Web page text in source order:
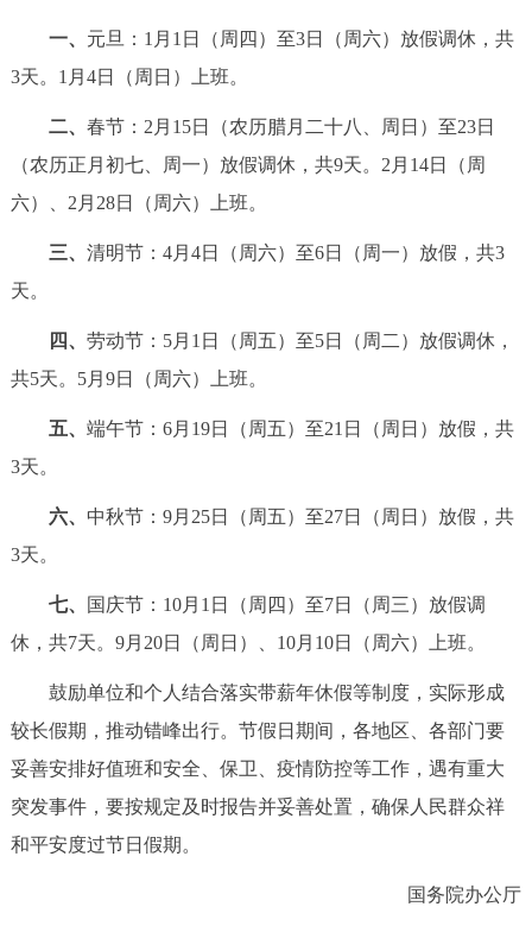
决策公开 专题公开
个人服务 法人服务 部门服务
12345网上接诉即办 我要咨询 我要建议
走进北京
北京概况 十六区概览 人文北京
绿色北京 图说北京 视频北京
ENGLISH 한국어 日本語
一、 元旦：1月1日（周四）至3日（周六）放假调休，共
3天。1月4日（周日）上班。
二、 春节：2月15日（农历腊月二十八、周日）至23日
（农历正月初七、周一）放假调休，共9天。2月14日（周
六）、2月28日（周六）上班。
三、 清明节：4月4日（周六）至6日（周一）放假，共3
天。
四、 劳动节：5月1日（周五）至5日（周二）放假调休，
共5天。5月9日（周六）上班。
五、 端午节：6月19日（周五）至21日（周日）放假，共
3天。
六、 中秋节：9月25日（周五）至27日（周日）放假，共
3天。
七、
国庆节：10月1日（周四）至7日（周三）放假调
休，共7天。9月20日（周日）、10月10日（周六）上班。
鼓励单位和个人结合落实带薪年休假等制度，实际形成
较长假期，推动错峰出行。节假日期间，各地区、各部门要
妥善安排好值班和安全、保卫、疫情防控等工作，遇有重大
突发事件，要按规定及时报告并妥善处置，确保人民群众祥
和平安度过节日假期。
国务院办公厅